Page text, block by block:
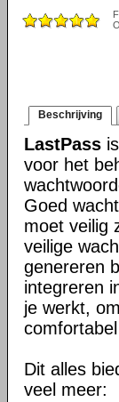
Beschrijving
LastPass
voor het
Goed
moet veilig
veilige
genereren
integreren
je werkt,
Dit alles
veel meer: